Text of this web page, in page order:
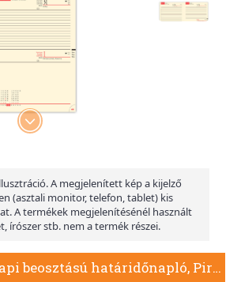
A megjelenített kép a kijelző
(asztali monitor, telefon, tablet) kis
A termékek megjelenítésénél használt
írószer stb. nem a termék részei.
Bolero P, A5 napi beosztású határidőnapló, Piros